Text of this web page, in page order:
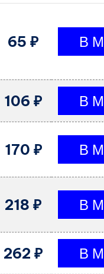
65 ₽
106 ₽
170 ₽
218 ₽
262 ₽